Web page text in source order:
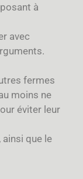
à
avec
fermes
moins ne
éviter leur
que le